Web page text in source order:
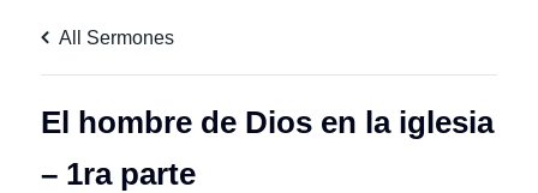
All Sermones
El hombre de Dios en la iglesia
– 1ra parte